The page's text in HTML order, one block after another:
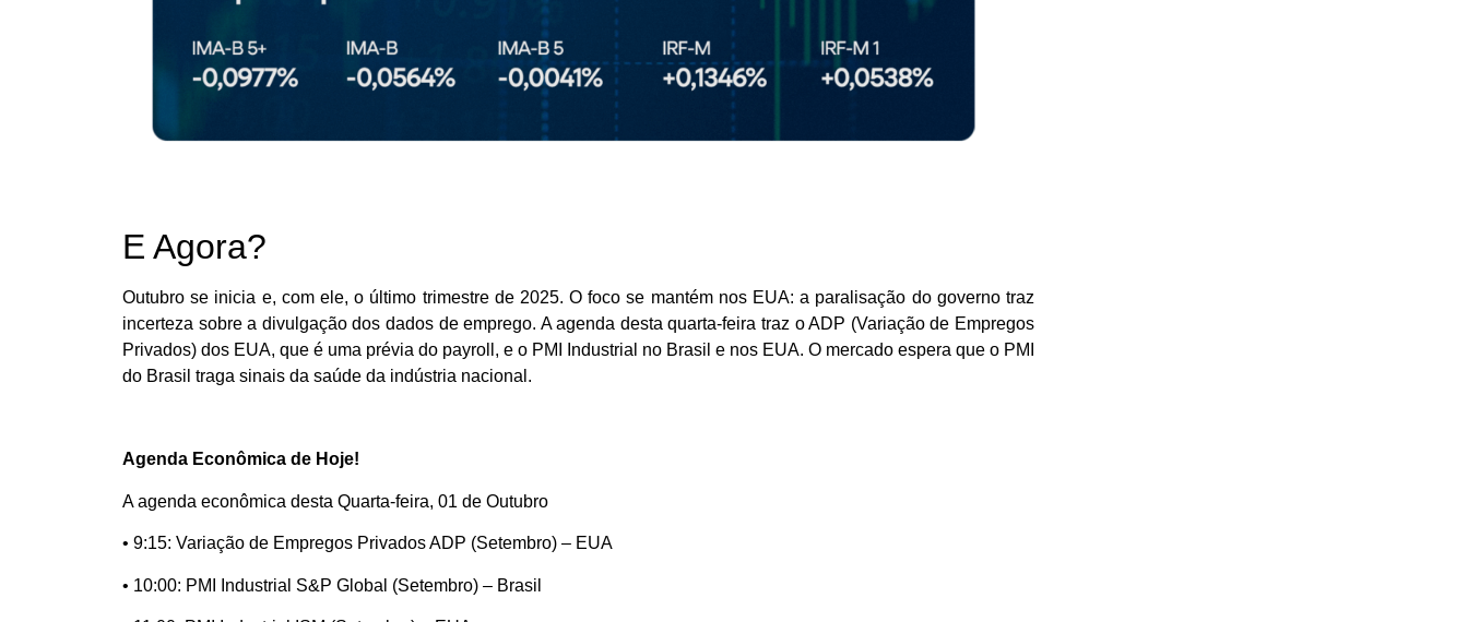
E Agora?
Outubro se inicia e, com ele, o último trimestre de 2025. O foco se mantém nos EUA: a paralisação do governo traz
incerteza sobre a divulgação dos dados de emprego. A agenda desta quarta-feira traz o ADP (Variação de Empregos
Privados) dos EUA, que é uma prévia do payroll, e o PMI Industrial no Brasil e nos EUA. O mercado espera que o PMI
do Brasil traga sinais da saúde da indústria nacional.
Agenda Econômica de Hoje!
A agenda econômica desta Quarta-feira, 01 de Outubro
• 9:15: Variação de Empregos Privados ADP (Setembro) – EUA
• 10:00: PMI Industrial S&P Global (Setembro) – Brasil